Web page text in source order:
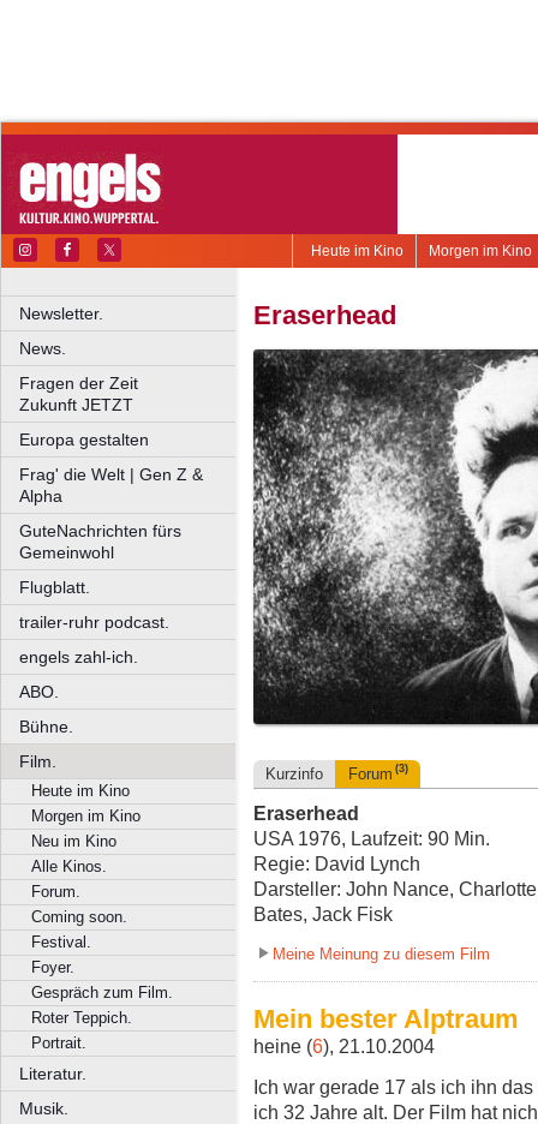
Morgen im Kino
Heute im Kino
Newsletter.
News.
Fragen der Zeit
Zukunft JETZT
Europa gestalten
Frag' die Welt | Gen Z &
Alpha
GuteNachrichten fürs
Gemeinwohl
Flugblatt.
trailer-ruhr podcast.
engels zahl-ich.
ABO.
Bühne.
Film.
Heute im Kino
Morgen im Kino
Neu im Kino
Alle Kinos.
Forum.
Coming soon.
Festival.
Foyer.
Gespräch zum Film.
Roter Teppich.
Portrait.
Literatur.
Musik.
Eraserhead
Kurzinfo Forum (3)
Eraserhead
USA 1976, Laufzeit: 90 Min.
Regie: David Lynch
Darsteller: John Nance,
Bates, Jack Fisk
Meine Meinung zu diesem Film
Mein bester Alptraum
heine (6), 21.10.2004
Ich war gerade 17 als ich ihn
ich 32 Jahre alt. Der Film hat